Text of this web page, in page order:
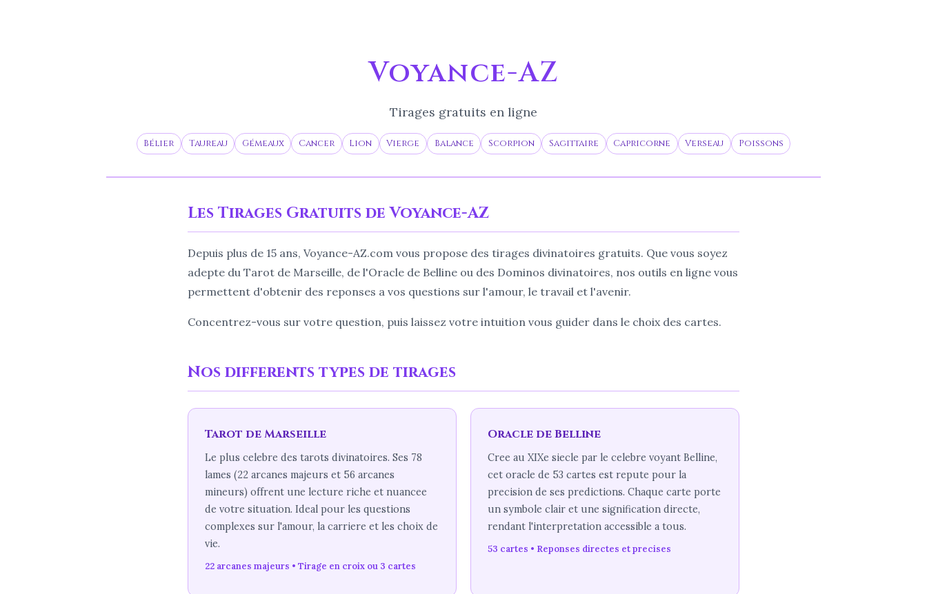
Voyance-AZ
Tirages gratuits en ligne
Bélier Taureau Gémeaux Cancer Lion Vierge Balance Scorpion Sagittaire Capricorne Verseau Poissons
Les Tirages Gratuits de Voyance-AZ
Depuis plus de 15 ans, Voyance-AZ.com vous propose des tirages divinatoires gratuits. Que vous soyez
adepte du Tarot de Marseille, de l'Oracle de Belline ou des Dominos divinatoires, nos outils en ligne vous
permettent d'obtenir des reponses a vos questions sur l'amour, le travail et l'avenir.
Concentrez-vous sur votre question, puis laissez votre intuition vous guider dans le choix des cartes.
Nos differents types de tirages
Tarot de Marseille
Le plus celebre des tarots divinatoires. Ses 78
lames (22 arcanes majeurs et 56 arcanes
mineurs) offrent une lecture riche et nuancee
de votre situation. Ideal pour les questions
complexes sur l'amour, la carriere et les choix de
vie.
22 arcanes majeurs • Tirage en croix ou 3 cartes
Oracle de Belline
Cree au XIXe siecle par le celebre voyant Belline,
cet oracle de 53 cartes est repute pour la
precision de ses predictions. Chaque carte porte
un symbole clair et une signification directe,
rendant l'interpretation accessible a tous.
53 cartes • Reponses directes et precises